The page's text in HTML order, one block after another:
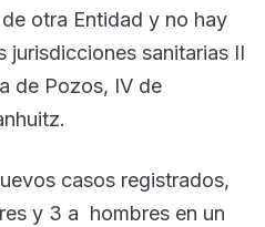
otra Entidad y no hay
jurisdicciones sanitarias II
de Pozos, IV de
casos registrados,
y 3 a hombres en un